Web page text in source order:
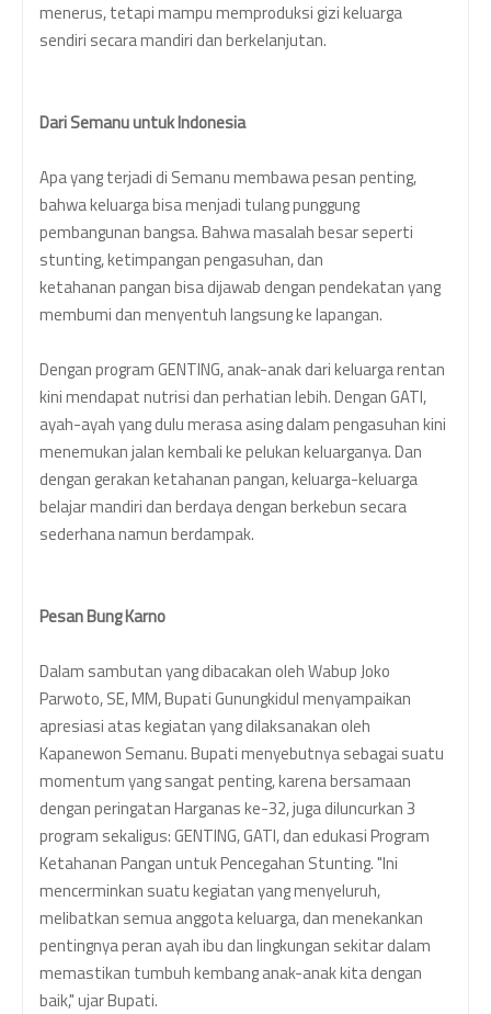
menerus, tetapi mampu memproduksi gizi keluarga
sendiri secara mandiri dan berkelanjutan.
Dari Semanu untuk Indonesia
Apa yang terjadi di Semanu membawa pesan penting,
bahwa keluarga bisa menjadi tulang punggung
pembangunan bangsa. Bahwa masalah besar seperti
stunting, ketimpangan pengasuhan, dan
ketahananpangan bisa dijawab dengan pendekatan yang
membumi dan menyentuh langsung ke lapangan.
Dengan program GENTING, anak-anak dari keluarga rentan
kini mendapat nutrisi dan perhatian lebih. Dengan GATI,
ayah-ayah yang dulu merasa asing dalam pengasuhan kini
menemukan jalan kembali ke pelukan keluarganya. Dan
dengan gerakan ketahanan pangan, keluarga-keluarga
belajar mandiri dan berdaya dengan berkebun secara
sederhana namun berdampak.
Pesan Bung Karno
Dalam sambutan yang dibacakan oleh Wabup Joko
Parwoto, SE, MM, Bupati Gunungkidul menyampaikan
apresiasi atas kegiatan yang dilaksanakan oleh
Kapanewon Semanu. Bupati menyebutnya sebagai suatu
momentum yang sangat penting, karena bersamaan
dengan peringatan Harganas ke-32, juga diluncurkan 3
program sekaligus: GENTING, GATI, dan edukasi Program
Ketahanan Pangan untuk Pencegahan Stunting. "Ini
mencerminkan suatu kegiatan yang menyeluruh,
melibatkan semua anggota keluarga, dan menekankan
pentingnya peran ayah ibu dan lingkungan sekitar dalam
memastikan tumbuh kembang anak-anak kita dengan
baik," ujar Bupati.